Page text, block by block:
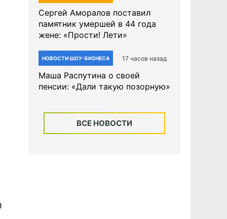
Сергей Аморалов поставил
памятник умершей в 44 года
жене: «Прости! Лети»
НОВОСТИ ШОУ-БИЗНЕСА 17 часов назад
Маша Распутина о своей
пенсии: «Дали такую позорную»
ВСЕ НОВОСТИ